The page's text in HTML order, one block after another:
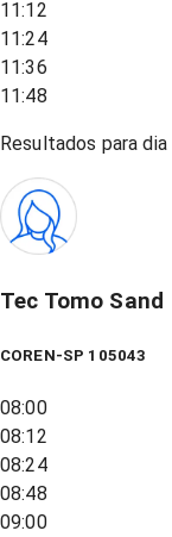
11:12
11:24
11:36
11:48
Resultados para dia
Tec Tomo Sand
COREN-SP 105043
08:00
08:12
08:24
08:48
09:00